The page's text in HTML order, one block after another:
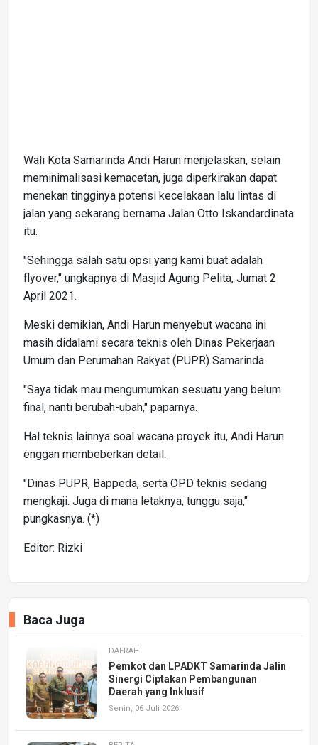
Wali Kota Samarinda Andi Harun menjelaskan, selain
meminimalisasi kemacetan, juga diperkirakan dapat
menekan tingginya potensi kecelakaan lalu lintas di
jalan yang sekarang bernama Jalan Otto Iskandardinata
itu.
"Sehingga salah satu opsi yang kami buat adalah
flyover," ungkapnya di Masjid Agung Pelita, Jumat 2
April 2021.
Meski demikian, Andi Harun menyebut wacana ini
masih didalami secara teknis oleh Dinas Pekerjaan
Umum dan Perumahan Rakyat (PUPR) Samarinda.
"Saya tidak mau mengumumkan sesuatu yang belum
final, nanti berubah-ubah," paparnya.
Hal teknis lainnya soal wacana proyek itu, Andi Harun
enggan membeberkan detail.
"Dinas PUPR, Bappeda, serta OPD teknis sedang
mengkaji. Juga di mana letaknya, tunggu saja,"
pungkasnya. (*)
Editor: Rizki
Baca Juga
DAERAH
Pemkot dan LPADKT Samarinda Jalin
Sinergi Ciptakan Pembangunan
Daerah yang Inklusif
Senin, 06 Juli 2026